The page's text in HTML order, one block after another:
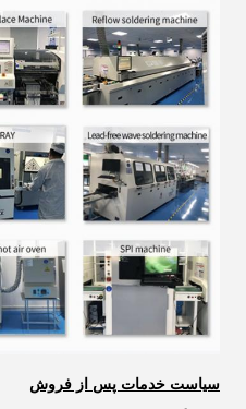
سیاست خدمات پس از فروش